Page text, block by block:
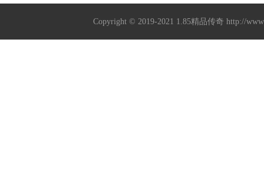
Copyright © 2019-2021 1.85精品传奇 http://